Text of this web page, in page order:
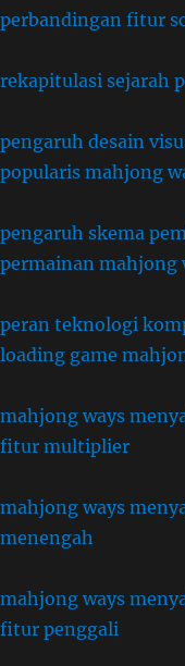
perbandingan fitur
rekapitulasi sejarah
pengaruh desain
popularis mahjong
pengaruh skema
permainan mahjong
peran teknologi
loading game
mahjong ways
fitur multiplier
mahjong ways
menengah
mahjong ways
fitur penggali